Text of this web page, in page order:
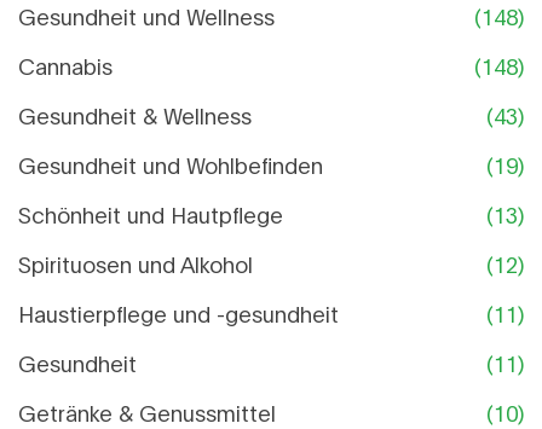
Gesundheit und Wellness
(148)
Cannabis
(148)
Gesundheit & Wellness
(43)
Gesundheit und Wohlbefinden
(19)
Schönheit und Hautpflege
(13)
Spirituosen und Alkohol
(12)
Haustierpflege und -gesundheit
(11)
Gesundheit
(11)
Getränke & Genussmittel
(10)